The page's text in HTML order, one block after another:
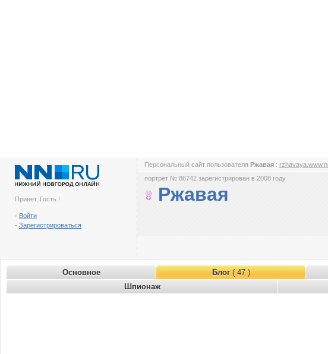
Привет, Гость !
- Войти
- Зарегистрироваться
Персональный сайт пользователя Ржавая :
портрет № 86742 зарегистрирован в 2008 году
Ржавая
Основное Блог( 47 )
Шпионаж